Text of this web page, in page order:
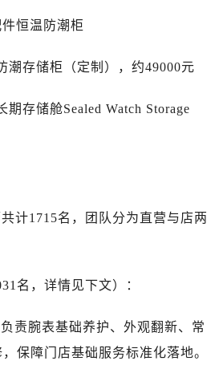
恒温防潮柜
潮存储柜（定制），约49000元
期存储舱Sealed Watch Storage
计1715名，团队分为直营与店两
名，详情见下文）：
责腕表基础养护、外观翻新、常
保障门店基础服务标准化落地。